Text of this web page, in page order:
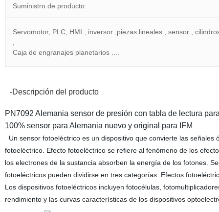
Suministro de producto:
Servomotor, PLC, HMI , inversor ,piezas lineales , sensor ,
Caja de engranajes planetarios ....
-Descripción del producto
PN7092 Alemania sensor de presión con tabla de lectura
100% sensor para Alemania nuevo y original para IFM
Un sensor fotoeléctrico es un dispositivo que convierte las
fotoeléctrico. Efecto fotoeléctrico se refiere al fenómeno de los
los electrones de la sustancia absorben la energía de los fotones.
fotoeléctricos pueden dividirse en tres categorías: Efectos
Los dispositivos fotoeléctricos incluyen fotocélulas,
rendimiento y las curvas características de los dispositivos